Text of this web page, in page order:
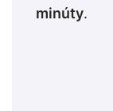
minúty.